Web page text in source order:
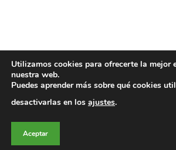
Utilizamos cookies para ofrecerte la mejor
nuestra web.
Puedes aprender más sobre qué cookies
desactivarlas en los ajustes.
Aceptar